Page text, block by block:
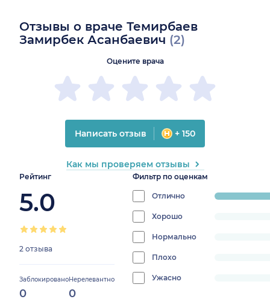
Отзывы о враче Темирбаев
Замирбек Асанбаевич (2)
Рейтинг
5.0
2 отзыва
Заблокировано
0
Нерелевантно
0
Фильтр по оценкам
Отлично
progress:
Хорошо
0%
Нормально
0%
Плохо
0%
Ужасно
progress:
Оцените врача
Написать отзыв + 150
Как мы проверяем отзывы